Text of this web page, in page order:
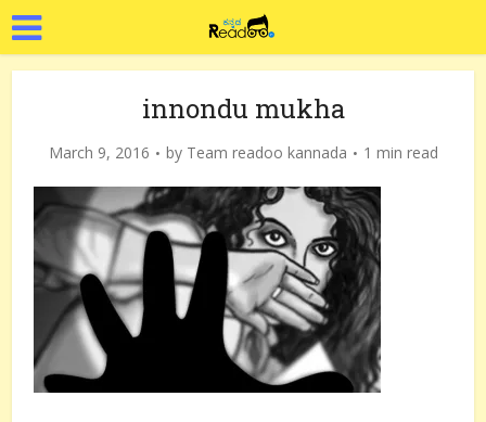
innondu mukha
March 9, 2016 by Team readoo kannada 1 min read